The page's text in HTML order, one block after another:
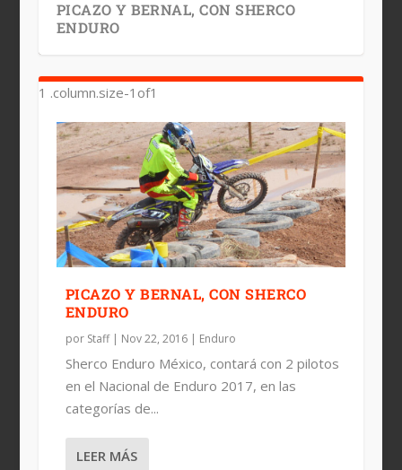
PICAZO Y BERNAL, CON SHERCO
ENDURO
PICAZO Y BERNAL, CON SHERCO
ENDURO
por Staff| Nov 22, 2016| Enduro
Sherco Enduro México, contará con 2 pilotos
en el Nacional de Enduro 2017, en las
categorías de...
LEER MÁS